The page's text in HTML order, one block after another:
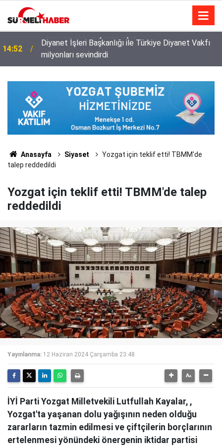
14:52
Diyanet İşleri Başkanlığı ile Türkiye Diyanet Vakfı
milyonları sevindirdi
Anasayfa Siyaset
Yozgat için teklif etti! TBMM'de
talep reddedildi
Yozgat için teklif etti! TBMM'de talep
reddedildi
Yayınlanma: 12 Haziran 2024 Çarşamba 23:48
İYİ Parti Yozgat Milletvekili Lutfullah Kayalar, ,
Yozgat'ta yaşanan dolu yağışının neden olduğu
zararların tazmin edilmesi ve çiftçilerin borçlarının
ertelenmesi yönündeki önergenin iktidar partisi